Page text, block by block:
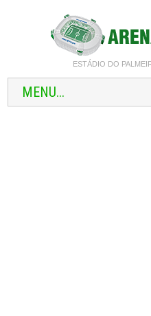
ESTÁDIO DO
MENU...